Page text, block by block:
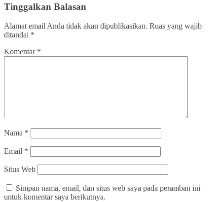
Tinggalkan Balasan
Alamat email Anda tidak akan dipublikasikan. Ruas yang wajib
ditandai *
Komentar *
Nama *
Email *
Situs Web
Simpan nama, email, dan situs web saya pada peramban ini
untuk komentar saya berikutnya.